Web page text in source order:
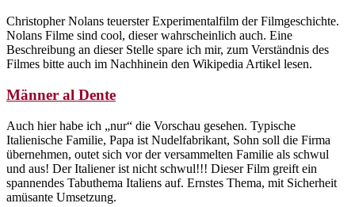
Christopher Nolans teuerster Experimentalfilm der Filmgeschichte.
Nolans Filme sind cool, dieser wahrscheinlich auch. Eine
Beschreibung an dieser Stelle spare ich mir, zum Verständnis des
Filmes bitte auch im Nachhinein den Wikipedia Artikel lesen.
Männer al Dente
Auch hier habe ich „nur“ die Vorschau gesehen. Typische
Italienische Familie, Papa ist Nudelfabrikant, Sohn soll die Firma
übernehmen, outet sich vor der versammelten Familie als schwul
und aus! Der Italiener ist nicht schwul!!! Dieser Film greift ein
spannendes Tabuthema Italiens auf. Ernstes Thema, mit Sicherheit
amüsante Umsetzung.